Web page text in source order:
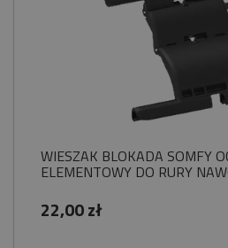
WIESZAK BLOKADA SOMFY
ELEMENTOWY DO RURY
22,00 zł